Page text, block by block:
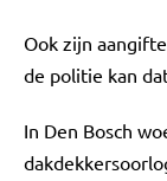
Ook zijn
de politie kan
In Den Bosch